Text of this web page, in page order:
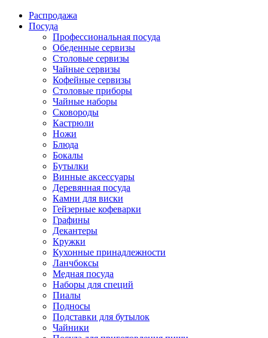
Распродажа
Посуда
Профессиональная посуда
Обеденные сервизы
Столовые сервизы
Чайные сервизы
Кофейные сервизы
Столовые приборы
Чайные наборы
Сковороды
Кастрюли
Ножи
Блюда
Бокалы
Бутылки
Винные аксессуары
Деревянная посуда
Камни для виски
Гейзерные кофеварки
Графины
Декантеры
Кружки
Кухонные принадлежности
Ланчбоксы
Медная посуда
Наборы для специй
Пиалы
Подносы
Подставки для бутылок
Чайники